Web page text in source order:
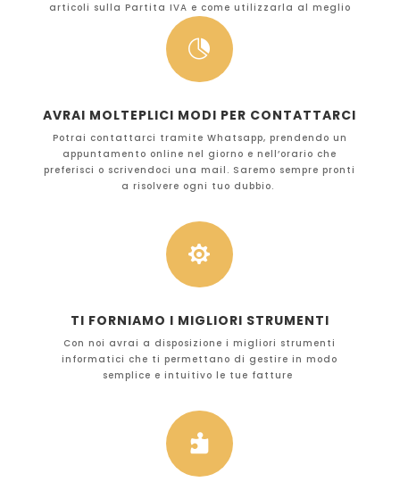
articoli sulla Partita IVA e come utilizzarla al meglio

AVRAI MOLTEPLICI MODI PER CONTATTARCI
Potrai contattarci tramite Whatsapp, prendendo un
appuntamento online nel giorno e nell’orario che
preferisci o scrivendoci una mail. Saremo sempre pronti
a risolvere ogni tuo dubbio.

TI FORNIAMO I MIGLIORI STRUMENTI
Con noi avrai a disposizione i migliori strumenti
informatici che ti permettano di gestire in modo
semplice e intuitivo le tue fatture
